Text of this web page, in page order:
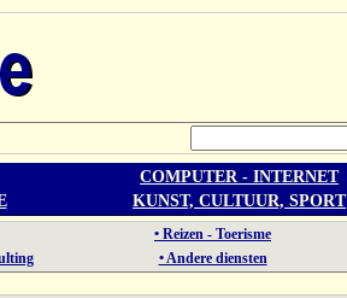
COMPUTER - INTERNET
KUNST, CULTUUR, SPORT
• Reizen - Toerisme
• Andere diensten